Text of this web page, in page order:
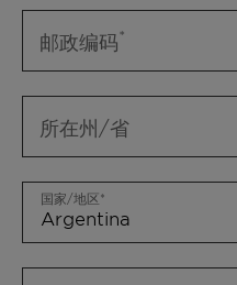
邮政编码
所在州/省
国家/地区